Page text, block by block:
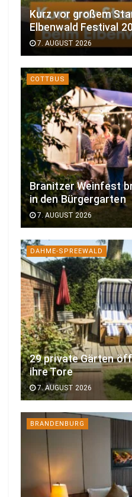
Kurz vor großem
Elbenwald Festival
7. AUGUST 2026
COTTBUS
Branitzer Weinfest
in den Bürgergarten
7. AUGUST 2026
DAHME-SPREEWALD
29 private Gärten
ihre Tore
7. AUGUST 2026
BRANDENBURG